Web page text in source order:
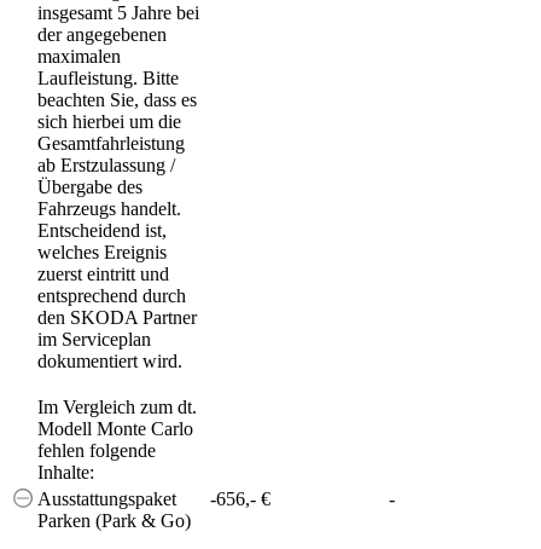
insgesamt 5 Jahre bei
der angegebenen
maximalen
Laufleistung. Bitte
beachten Sie, dass es
sich hierbei um die
Gesamtfahrleistung
ab Erstzulassung /
Übergabe des
Fahrzeugs handelt.
Entscheidend ist,
welches Ereignis
zuerst eintritt und
entsprechend durch
den SKODA Partner
im Serviceplan
dokumentiert wird.
Im Vergleich zum dt.
Modell Monte Carlo
fehlen folgende
Inhalte:
Ausstattungspaket
Parken (Park & Go)
-656,- € -